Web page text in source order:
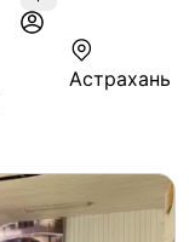
Астрахань